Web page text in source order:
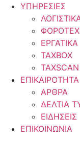
ΥΠΗΡΕΣΙΕΣ
ΕΡΓΑΤΙΚΑ
TAXBOX
TAXSCAN
ΕΠΙΚΑΙΡΟΤΗΤΑ
ΑΡΘΡΑ
ΔΕΛΤΙΑ
ΕΙΔΗΣΕΙΣ
ΕΠΙΚΟΙΝΩΝΙΑ